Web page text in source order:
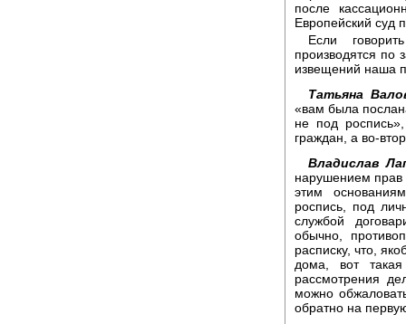
после
Европейский суд
Если
производятся по
извещений наша
Татьяна
«вам была
не под
граждан, а во-
Владислав
нарушением прав
этим
роспись, под
службой
обычно,
расписку, что,
дома, вот
рассмотрения
можно
обратно на